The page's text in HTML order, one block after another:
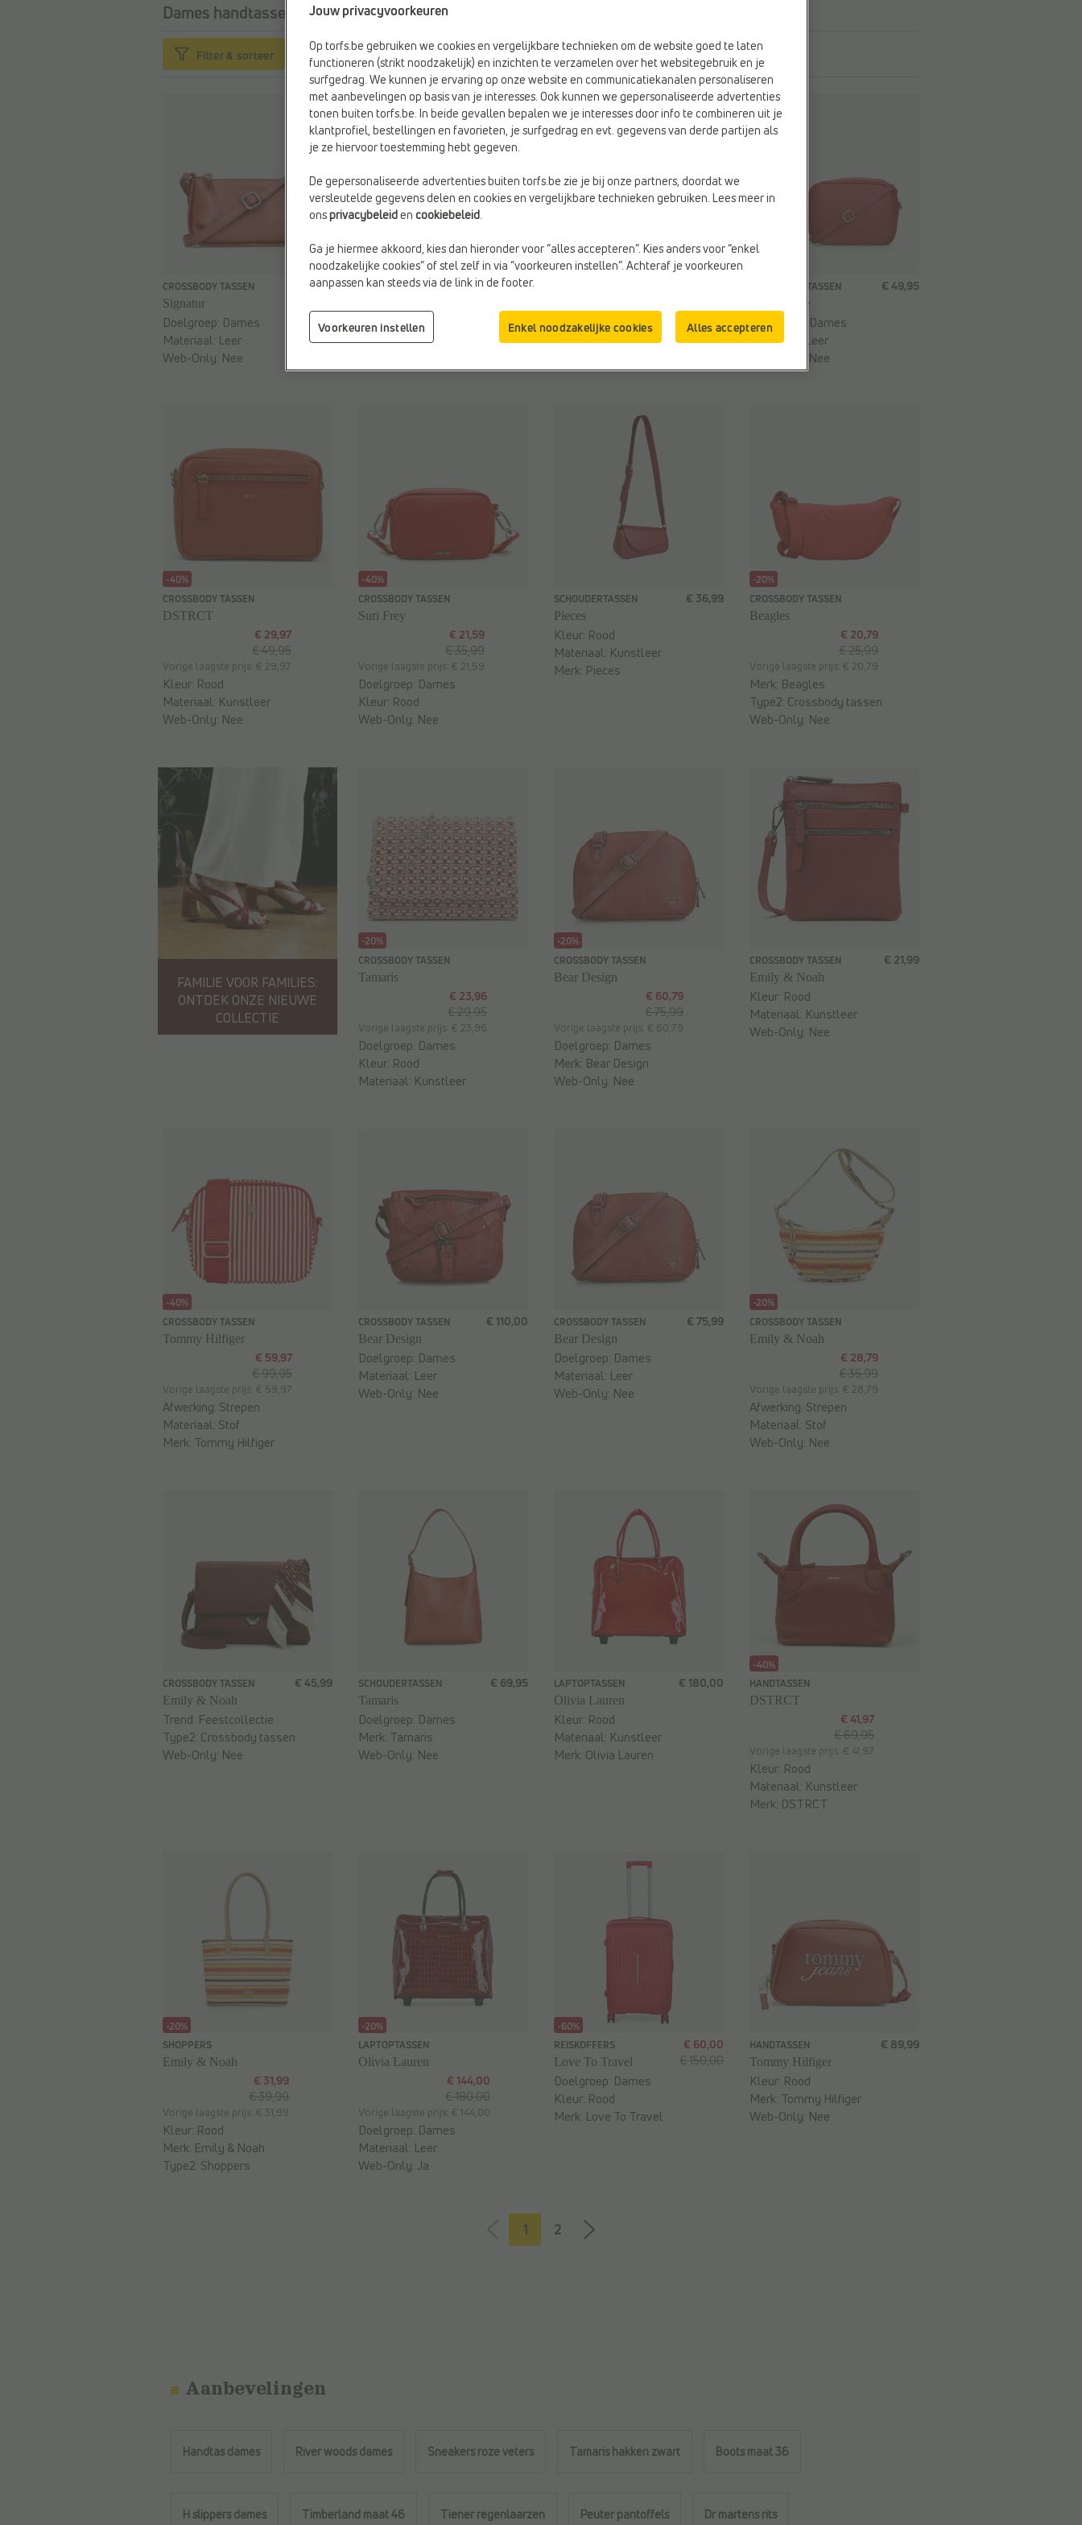
Dames handtassen leer rood 34 items
Filter & sorteer
CROSSBODY TASSEN
Signatur
€ 59,95
Doelgroep: Dames
Materiaal: Leer
Web-Only: Nee
CROSSBODY TASSEN
€ 110,00
Doelgroep:Dames
Kleur:Rood
Kleur:Rood
Materiaal:Kunstleer
CROSSBODY TASSEN
Via Limone
€ 49,95
Doelgroep: Dames
Materiaal:
Leer
Nee
-40%
CROSSBODY TASSEN
DSTRCT
Vorige laagste prijs: € 29,97
€ 49,95
€ 29,97
Kleur: Rood
Materiaal: Kunstleer
Web-Only: Nee
-40%
CROSSBODY TASSEN
Suri Frey
Vorige laagste prijs: € 21,59
€ 35,99
€ 21,59
Doelgroep: Dames
Kleur: Rood
Web-Only: Nee
SCHOUDERTASSEN
Pieces
€ 36,99
Kleur: Rood
Materiaal: Kunstleer
Merk: Pieces
-20%
CROSSBODY TASSEN
Beagles
Vorige laagste prijs: € 20,79
€ 25,99
€ 20,79
Merk: Beagles
Type2: Crossbody tassen
Web-Only: Nee
FAMILIE VOOR FAMILIES:
ONTDEK ONZE NIEUWE
COLLECTIE
-20%
CROSSBODY TASSEN
Tamaris
Vorige laagste prijs: € 23,96
€ 29,95
€ 23,96
Doelgroep: Dames
Kleur: Rood
Materiaal: Kunstleer
-20%
CROSSBODY TASSEN
Bear Design
Vorige laagste prijs: € 60,79
€ 75,99
€ 60,79
Doelgroep: Dames
Merk: Bear Design
Web-Only: Nee
CROSSBODY TASSEN
Emily & Noah
€ 21,99
Kleur: Rood
Materiaal: Kunstleer
Web-Only: Nee
-40%
CROSSBODY TASSEN
Tommy Hilfiger
Vorige laagste prijs: € 59,97
€ 99,95
€ 59,97
Afwerking: Strepen
Materiaal: Stof
Merk: Tommy Hilfiger
CROSSBODY TASSEN
Bear Design
€ 110,00
Doelgroep: Dames
Materiaal: Leer
Web-Only: Nee
CROSSBODY TASSEN
Bear Design
€ 75,99
Doelgroep: Dames
Materiaal: Leer
Web-Only: Nee
-20%
CROSSBODY TASSEN
Emily & Noah
Vorige laagste prijs: € 28,79
€ 35,99
€ 28,79
Afwerking: Strepen
Materiaal: Stof
Web-Only: Nee
CROSSBODY TASSEN
Emily & Noah
€ 45,99
Trend: Feestcollectie
Type2: Crossbody tassen
Web-Only: Nee
SCHOUDERTASSEN
Tamaris
€ 69,95
Doelgroep: Dames
Merk: Tamaris
Web-Only: Nee
LAPTOPTASSEN
Olivia Lauren
€ 180,00
Kleur: Rood
Materiaal: Kunstleer
Merk: Olivia Lauren
-40%
HANDTASSEN
DSTRCT
Vorige laagste prijs: € 41,97
€ 69,95
€ 41,97
Kleur: Rood
Materiaal: Kunstleer
Merk: DSTRCT
-20%
SHOPPERS
Emily & Noah
Vorige laagste prijs: € 31,99
€ 39,99
€ 31,99
Kleur: Rood
Merk: Emily & Noah
Type2: Shoppers
-20%
LAPTOPTASSEN
Olivia Lauren
Vorige laagste prijs: € 144,00
€ 180,00
€ 144,00
Doelgroep: Dames
Materiaal: Leer
Web-Only:Ja
-60%
REISKOFFERS
Love To Travel
€ 150,00
€ 60,00
Doelgroep: Dames
Kleur: Rood
Merk: Love To Travel
HANDTASSEN
Tommy Hilfiger
€ 89,99
Kleur: Rood
Merk: Tommy Hilfiger
Web-Only: Nee
1 2
Aanbevelingen
Handtas dames River woods dames Sneakers roze veters Tamaris hakken zwart Boots maat 36
H slippers dames Timberland maat 46 Tiener regenlaarzen Peuter pantoffels Dr martens rits
Jouw privacyvoorkeuren
Op torfs.be gebruiken we cookies en vergelijkbare technieken om de website goed te laten
functioneren (strikt noodzakelijk) en inzichten te verzamelen over het websitegebruik en je
surfgedrag. We kunnen je ervaring op onze website en communicatiekanalen personaliseren
met aanbevelingen op basis van je interesses. Ook kunnen we gepersonaliseerde advertenties
tonen buiten torfs.be. In beide gevallen bepalen we je interesses door info te combineren uit je
klantprofiel, bestellingen en favorieten, je surfgedrag en evt. gegevens van derde partijen als
je ze hiervoor toestemming hebt gegeven.
De gepersonaliseerde advertenties buiten torfs.be zie je bij onze partners, doordat we
versleutelde gegevens delen en cookies en vergelijkbare technieken gebruiken. Lees meer in
onsprivacybeleiden cookiebeleid.
Ga je hiermee akkoord, kies dan hieronder voor “alles accepteren”. Kies anders voor “enkel
noodzakelijke cookies” of stel zelf in via “voorkeuren instellen”. Achteraf je voorkeuren
aanpassen kan steeds via de link in de footer.
Voorkeuren instellen Enkel noodzakelijke cookies Alles accepteren